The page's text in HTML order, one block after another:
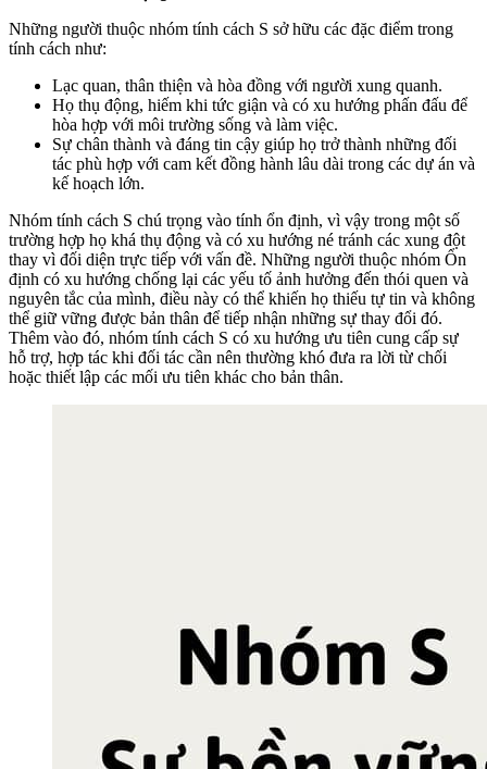
Những người thuộc nhóm tính cách S sở hữu các đặc điểm trong
tính cách như:
Lạc quan, thân thiện và hòa đồng với người xung quanh.
Họ thụ động, hiếm khi tức giận và có xu hướng phấn đấu để
hòa hợp với môi trường sống và làm việc.
Sự chân thành và đáng tin cậy giúp họ trở thành những đối
tác phù hợp với cam kết đồng hành lâu dài trong các dự án và
kế hoạch lớn.
Nhóm tính cách S chú trọng vào tính ổn định, vì vậy trong một số
trường hợp họ khá thụ động và có xu hướng né tránh các xung đột
thay vì đối diện trực tiếp với vấn đề. Những người thuộc nhóm Ổn
định có xu hướng chống lại các yếu tố ảnh hưởng đến thói quen và
nguyên tắc của mình, điều này có thể khiến họ thiếu tự tin và không
thể giữ vững được bản thân để tiếp nhận những sự thay đổi đó.
Thêm vào đó, nhóm tính cách S có xu hướng ưu tiên cung cấp sự
hỗ trợ, hợp tác khi đối tác cần nên thường khó đưa ra lời từ chối
hoặc thiết lập các mối ưu tiên khác cho bản thân.